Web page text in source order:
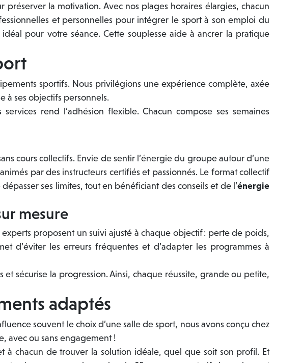
préserver la motivation. Avec nos plages horaires élargies, chacun
et personnelles pour intégrer le sport à son emploi du
pour votre séance. Cette souplesse aide à ancrer la pratique
sportifs. Nous privilégions une expérience complète, axée
à ses objectifs personnels.
rend l’adhésion flexible. Chacun compose ses semaines
cours collectifs. Envie de sentir l’énergie du groupe autour d’une
par des instructeurs certifiés et passionnés. Le format collectif
ses limites, tout en bénéficiant des conseils et de l’énergie
mesure
proposent un suivi ajusté à chaque objectif : perte de poids,
d’éviter les erreurs fréquentes et d’adapter les programmes à
sécurise la progression. Ainsi, chaque réussite, grande ou petite,
adaptés
souvent le choix d’une salle de sport, nous avons conçu chez
avec ou sans engagement !
à chacun de trouver la solution idéale, quel que soit son profil. Et